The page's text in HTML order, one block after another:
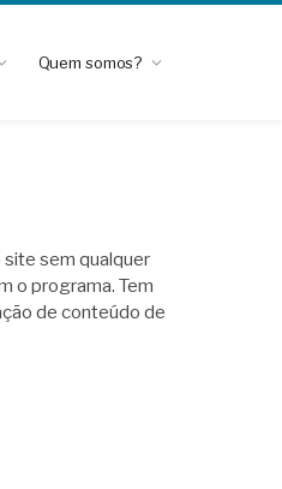
Quem somos?
sem qualquer
o programa. Tem
de conteúdo de